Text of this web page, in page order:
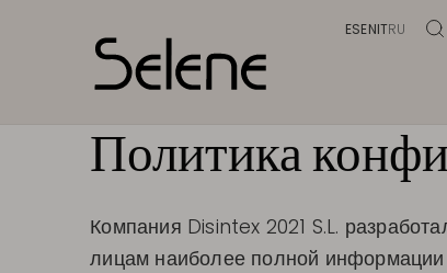
ESENITRU
Политика
Компания Disintex 2021 S.L.
лицам наиболее полной информации